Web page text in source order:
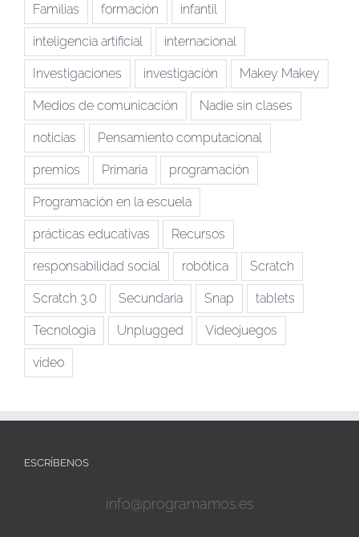
Familias formación infantil
inteligencia artificial internacional
Investigaciones investigación Makey Makey
Medios de comunicación Nadie sin clases
noticias Pensamiento computacional
premios Primaria programación
Programación en la escuela
prácticas educativas Recursos
responsabilidad social robótica Scratch
Scratch 3.0 Secundaria Snap tablets
Tecnologia Unplugged Videojuegos
vídeo
ESCRÍBENOS
info@programamos.es